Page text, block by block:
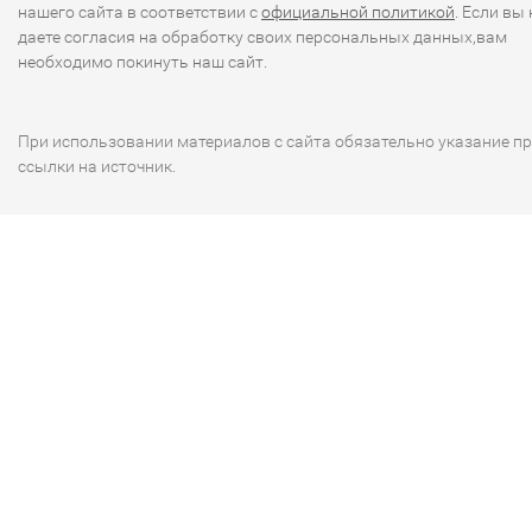
нашего сайта в соответствии софициальной политикой . Если вы
даете согласия на обработку своих персональных данных,вам
необходимо покинуть наш сайт.
При использовании материалов с сайта обязательно указание
ссылки на источник.